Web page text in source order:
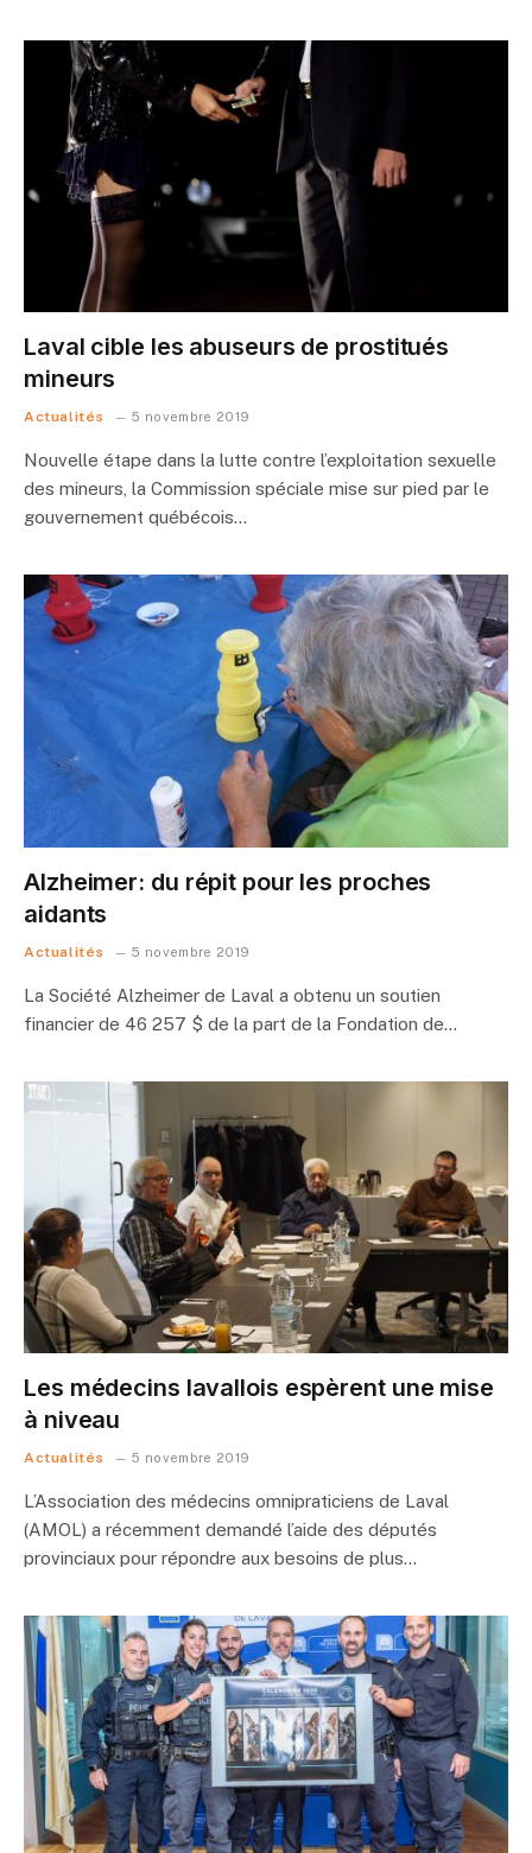
Laval cible les abuseurs de prostitués
mineurs
Actualités 5 novembre 2019
Nouvelle étape dans la lutte contre l’exploitation sexuelle
des mineurs, la Commission spéciale mise sur pied par le
gouvernement québécois…
Alzheimer: du répit pour les proches
aidants
Actualités 5 novembre 2019
La Société Alzheimer de Laval a obtenu un soutien
financier de 46 257 $ de la part de la Fondation de…
Les médecins lavallois espèrent une mise
à niveau
Actualités 5 novembre 2019
L’Association des médecins omnipraticiens de Laval
(AMOL) a récemment demandé l’aide des députés
provinciaux pour répondre aux besoins de plus…